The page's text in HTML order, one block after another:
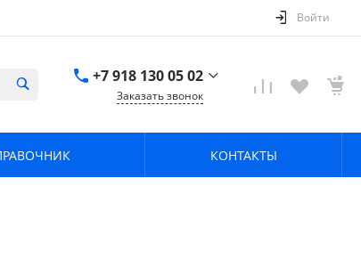
Войти
+7 918 130 05 02
Заказать звонок
КОНТАКТЫ